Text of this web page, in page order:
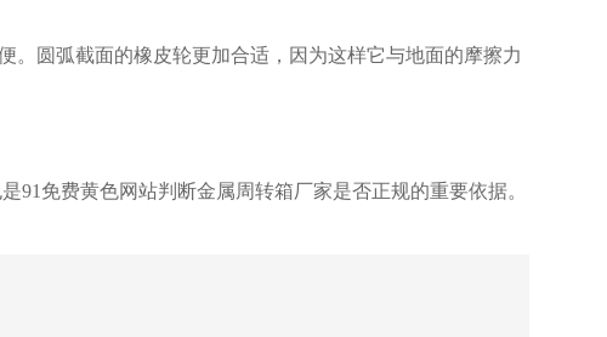
。圆弧截面的橡皮轮更加合适，因为这样它与地面的摩擦力
91免费黄色网站判断金属周转箱厂家是否正规的重要依据。